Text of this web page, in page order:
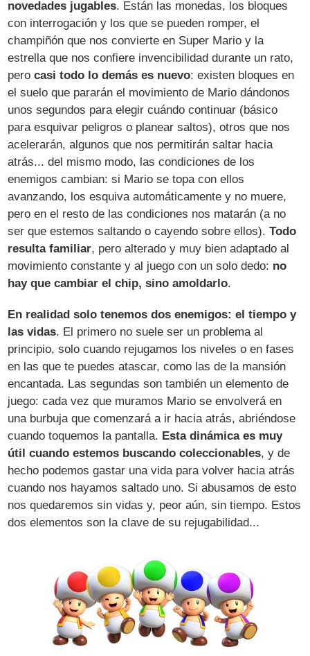
novedades jugables. Están las monedas, los bloques
con interrogación y los que se pueden romper, el
champiñón que nos convierte en Super Mario y la
estrella que nos confiere invencibilidad durante un rato,
perocasi todo lo demás es nuevo: existen bloques en
el suelo que pararán el movimiento de Mario dándonos
unos segundos para elegir cuándo continuar (básico
para esquivar peligros o planear saltos), otros que nos
acelerarán, algunos que nos permitirán saltar hacia
atrás... del mismo modo, las condiciones de los
enemigos cambian: si Mario se topa con ellos
avanzando, los esquiva automáticamente y no muere,
pero en el resto de las condiciones nos matarán (a no
ser que estemos saltando o cayendo sobre ellos).Todo
resulta familiar, pero alterado y muy bien adaptado al
movimiento constante y al juego con un solo dedo: no
hay que cambiar el chip, sino amoldarlo.
En realidad solo tenemos dos enemigos: el tiempo y
las vidas. El primero no suele ser un problema al
principio, solo cuando rejugamos los niveles o en fases
en las que te puedes atascar, como las de la mansión
encantada. Las segundas son también un elemento de
juego: cada vez que muramos Mario se envolverá en
una burbuja que comenzará a ir hacia atrás, abriéndose
cuando toquemos la pantalla. Esta dinámica es muy
útil cuando estemos buscando coleccionables, y de
hecho podemos gastar una vida para volver hacia atrás
cuando nos hayamos saltado uno. Si abusamos de esto
nos quedaremos sin vidas y, peor aún, sin tiempo. Estos
dos elementos son la clave de su rejugabilidad...